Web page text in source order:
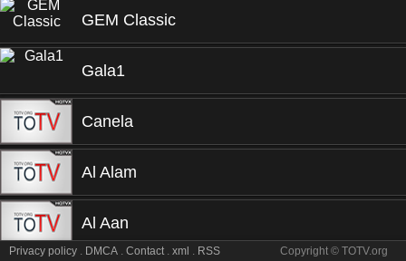
GEM Classic
Gala1
Canela
Al Alam
Al Aan
Privacy policy . DMCA . Contact. xml . RSS Copyright © TOTV.org